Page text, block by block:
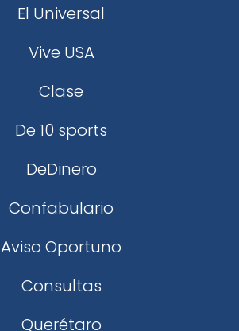
El Universal
Vive USA
Clase
De 10 sports
DeDinero
Confabulario
Aviso Oportuno
Consultas
Querétaro